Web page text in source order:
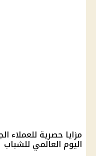
مزايا حصرية للعملاء
اليوم العالمي للشباب